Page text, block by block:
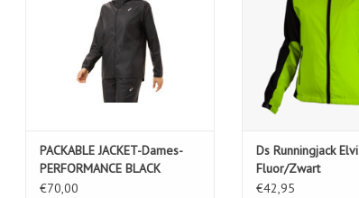
PACKABLE JACKET-Dames-
PERFORMANCE BLACK
€70,00
Ds Runningjack Elvi
Fluor/Zwart
€42,95